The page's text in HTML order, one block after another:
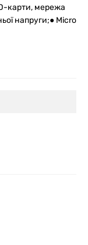
карти, мережа
напруги;● Micro